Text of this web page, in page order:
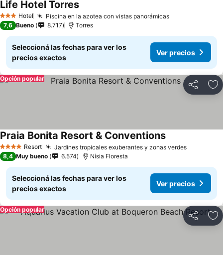
3 Estrellas
Hotel Piscina en la azotea con vistas panorámicas
Life Hotel Torres
7,6 Bueno 8.717 Torres
Seleccioná las fechas para ver los
precios exactos
Ver precios
Compartir
Opción popular
4 EstrellasResort Jardines tropicales exuberantes y zonas verdes
Praia Bonita Resort & Conventions
8,4 Muy bueno 6.574 Nísia Floresta
Seleccioná las fechas para ver los
precios exactos
Ver precios
Compartir
Opción popular